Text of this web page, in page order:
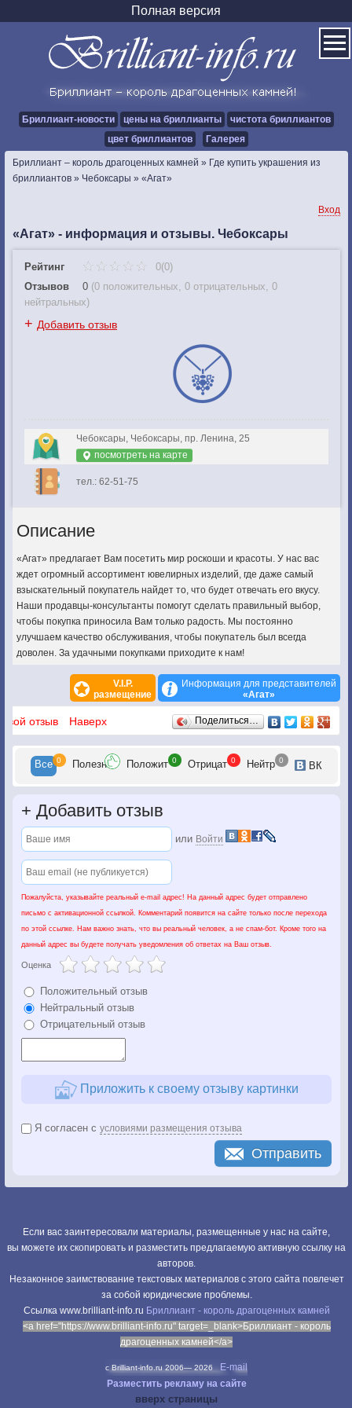
Полная версия
Бриллиант-новости цены на бриллианты
чистота бриллиантов
цвет бриллиантов
Галерея
Бриллиант – король драгоценных камней » Где купить украшения из
бриллиантов » Чебоксары » «Агат»
Вход
«Агат» - информация и отзывы. Чебоксары
Рейтинг
0(0)
Отзывов
0 (0 положительных, 0 отрицательных, 0
нейтральных)
+ Добавить отзыв
Чебоксары, Чебоксары, пр. Ленина, 25
посмотреть на карте
тел.: 62-51-75
Описание
«Агат» предлагает Вам посетить мир роскоши и красоты. У нас вас
ждет огромный ассортимент ювелирных изделий, где даже самый
взыскательный покупатель найдет то, что будет отвечать его вкусу.
Наши продавцы-консультанты помогут сделать правильный выбор,
чтобы покупка приносила Вам только радость. Мы постоянно
улучшаем качество обслуживания, чтобы покупатель был всегда
доволен. За удачными покупками приходите к нам!
V.I.P.
размещение
Информация для представителей
«Агат»
Отзывы
отзыв Наверх Поделиться…
Все 0 Полезн Положит 0 Отрицат 0 Нейтр 0 ВК
+ Добавить отзыв
или Войти
Пожалуйста, указывайте реальный e-mail адрес! На данный адрес будет отправлено
письмо с активационной ссылкой. Комментарий появится на сайте только после перехода
по этой ссылке. Нам важно знать, что вы реальный человек, а не спам-бот. Кроме того на
данный адрес вы будете получать уведомления об ответах на Ваш отзыв.
Оценка
Положительный отзыв
Нейтральный отзыв
Отрицательный отзыв
Приложить к своему отзыву картинки
Я согласен с условиями размещения отзыва
Отправить
Если вас заинтересовали материалы, размещенные у нас на сайте,
вы можете их скопировать и разместить предлагаемую активную ссылку на
авторов.
Незаконное заимствование текстовых материалов с этого сайта повлечет
за собой юридические проблемы.
Cсылка www.brilliant-info.ru Бриллиант - король драгоценных камней
<a href="https://www.brilliant-info.ru" target=_blank>Бриллиант - король
драгоценных камней</a>
c Brilliant-info.ru 2006— 2026
E-mail
Разместить рекламу на сайте
вверх страницы